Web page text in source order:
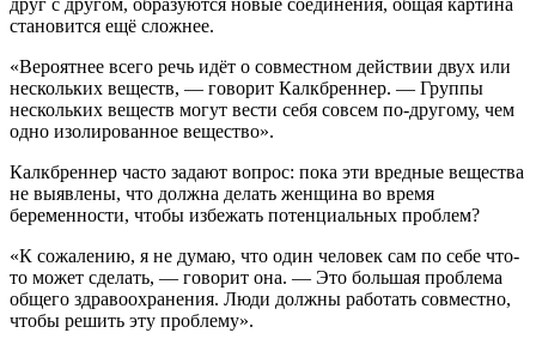
друг с другом, образуются новые соединения, общая картина
становится ещё сложнее.
«Вероятнее всего речь идёт о совместном действии двух или
нескольких веществ, ― говорит Калкбреннер. — Группы
нескольких веществ могут вести себя совсем по-другому, чем
одно изолированное вещество».
Калкбреннер часто задают вопрос: пока эти вредные вещества
не выявлены, что должна делать женщина во время
беременности, чтобы избежать потенциальных проблем?
«К сожалению, я не думаю, что один человек сам по себе что-
то может сделать, ― говорит она. — Это большая проблема
общего здравоохранения. Люди должны работать совместно,
чтобы решить эту проблему».